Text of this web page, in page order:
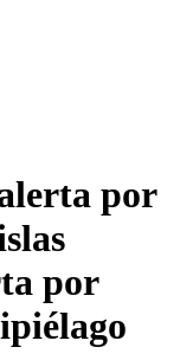
por
por